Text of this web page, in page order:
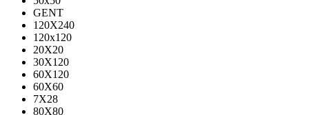
GENT
120X240
120х120
20X20
30X120
60X120
60X60
7X28
80X80